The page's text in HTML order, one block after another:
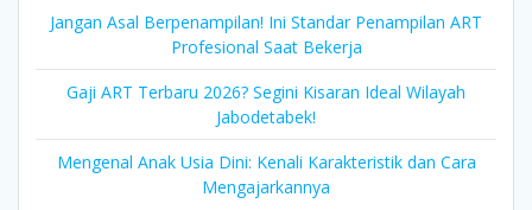
Jangan Asal Berpenampilan! Ini Standar Penampilan ART
Profesional Saat Bekerja
Gaji ART Terbaru 2026? Segini Kisaran Ideal Wilayah
Jabodetabek!
Mengenal Anak Usia Dini: Kenali Karakteristik dan Cara
Mengajarkannya